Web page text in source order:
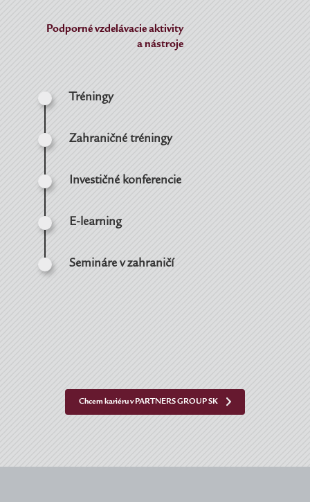
Podporné vzdelávacie aktivity
a nástroje
Tréningy
Zahraničné tréningy
Investičné konferencie
E-learning
Semináre v zahraničí
Chcem kariéru v PARTNERS GROUP SK